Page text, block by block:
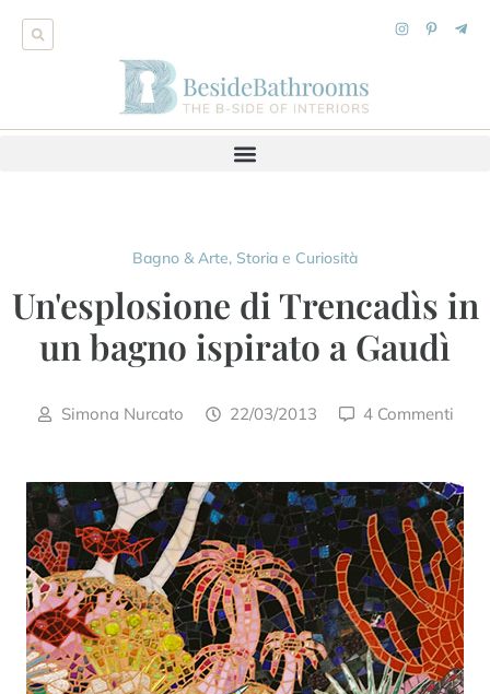
Bagno & Arte, Storia e Curiosità
Un'esplosione di Trencadìs in
un bagno ispirato a Gaudì
Simona Nurcato 22/03/2013 4 Commenti